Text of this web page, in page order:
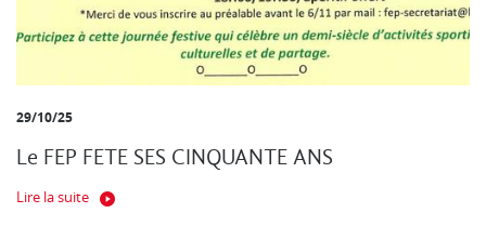
29/10/25
Le FEP FETE SES CINQUANTE ANS
Lire la suite